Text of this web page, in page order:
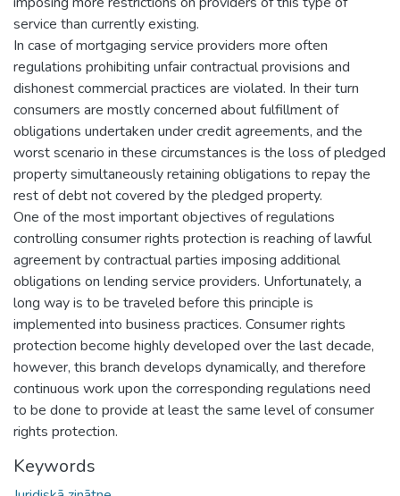
service than currently existing.
In case of mortgaging service providers more often
regulations prohibiting unfair contractual provisions and
dishonest commercial practices are violated. In their turn
consumers are mostly concerned about fulfillment of
obligations undertaken under credit agreements, and the
worst scenario in these circumstances is the loss of pledged
property simultaneously retaining obligations to repay the
rest of debt not covered by the pledged property.
One of the most important objectives of regulations
controlling consumer rights protection is reaching of lawful
agreement by contractual parties imposing additional
obligations on lending service providers. Unfortunately, a
long way is to be traveled before this principle is
implemented into business practices. Consumer rights
protection become highly developed over the last decade,
however, this branch develops dynamically, and therefore
continuous work upon the corresponding regulations need
to be done to provide at least the same level of consumer
rights protection.
Keywords